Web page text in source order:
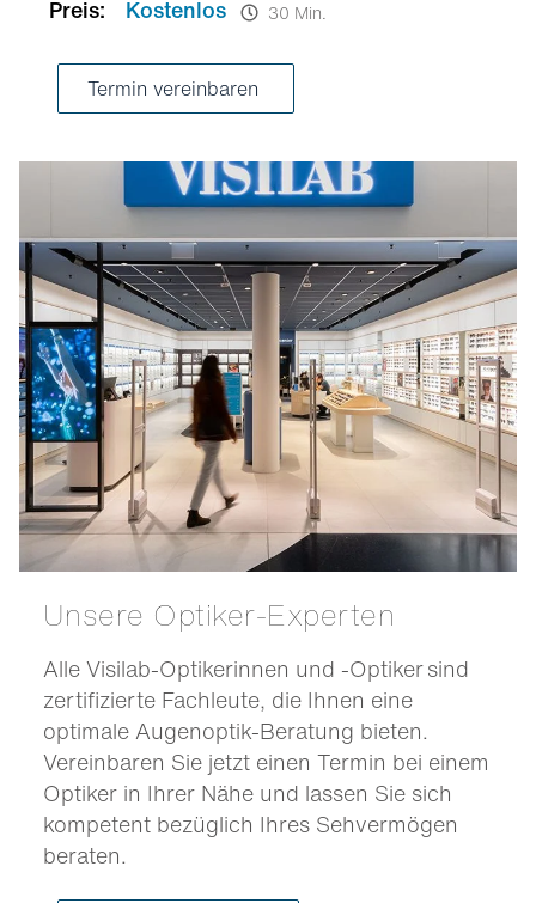
Preis: Kostenlos 30 Min.
Termin vereinbaren
Unsere Optiker-Experten
Alle Visilab-Optikerinnen und -Optiker sind
zertifizierte Fachleute, die Ihnen eine
optimale Augenoptik-Beratung bieten.
Vereinbaren Sie jetzt einen Termin bei einem
Optiker in Ihrer Nähe und lassen Sie sich
kompetent bezüglich Ihres Sehvermögen
beraten.